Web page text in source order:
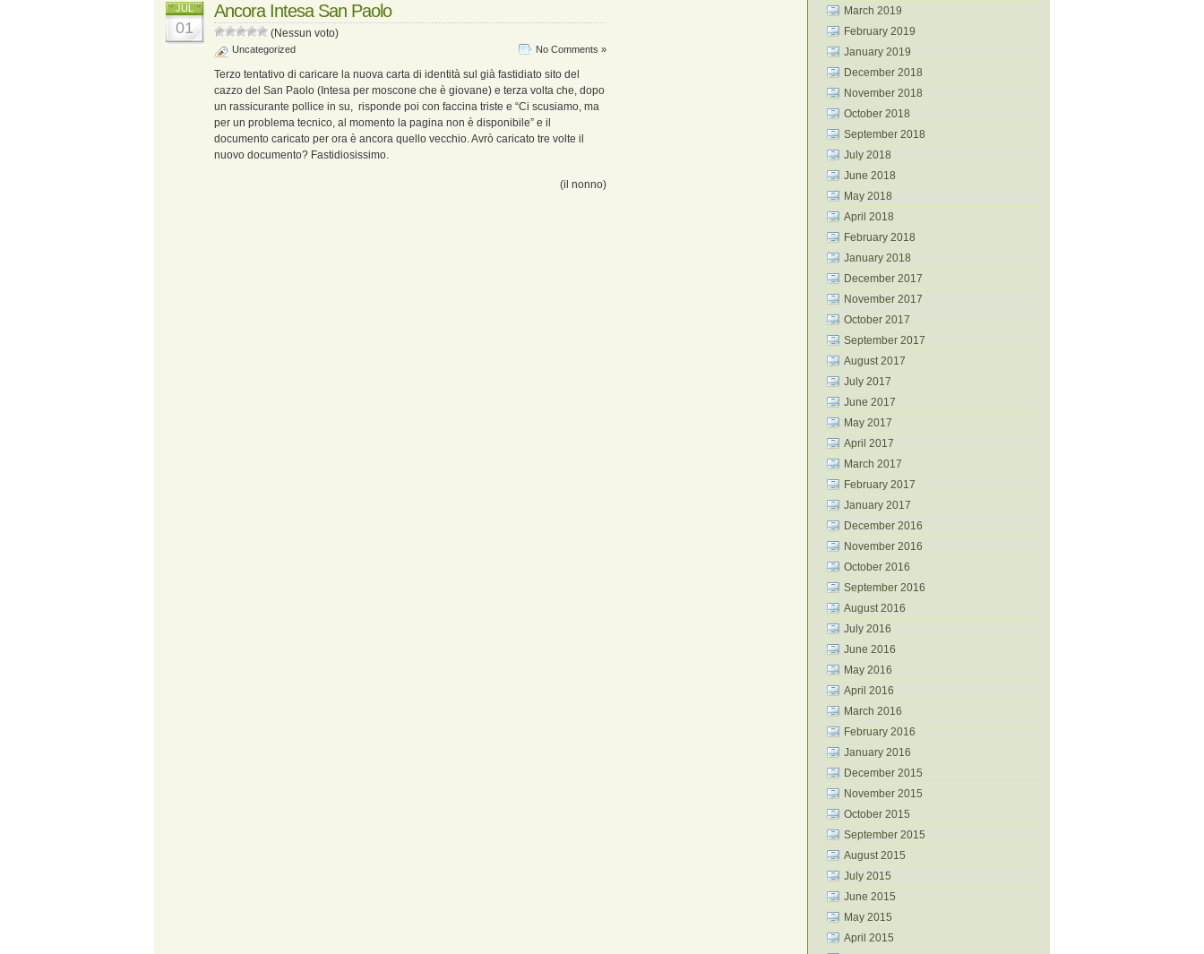
JUL
01
Ancora Intesa San Paolo
(Nessun voto)
Uncategorized No Comments »
Terzo tentativo di caricare la nuova carta di identità sul già fastidiato sito del
cazzo del San Paolo (Intesa per moscone che è giovane) e terza volta che, dopo
un rassicurante pollice in su, risponde poi con faccina triste e “Ci scusiamo, ma
per un problema tecnico, al momento la pagina non è disponibile” e il
documento caricato per ora è ancora quello vecchio. Avrò caricato tre volte il
nuovo documento? Fastidiosissimo.
(il nonno)
March 2019
February 2019
January 2019
December 2018
November 2018
October 2018
September 2018
July 2018
June 2018
May 2018
April 2018
February 2018
January 2018
December 2017
November 2017
October 2017
September 2017
August 2017
July 2017
June 2017
May 2017
April 2017
March 2017
February 2017
January 2017
December 2016
November 2016
October 2016
September 2016
August 2016
July 2016
June 2016
May 2016
April 2016
March 2016
February 2016
January 2016
December 2015
November 2015
October 2015
September 2015
August 2015
July 2015
June 2015
May 2015
April 2015